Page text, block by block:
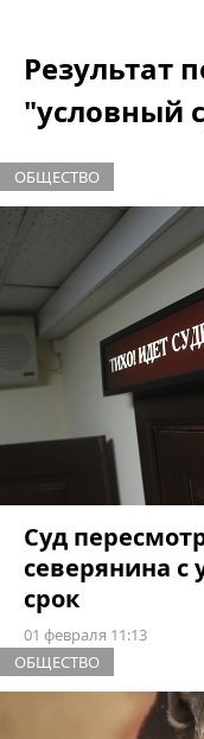
Результат
"условный
ОБЩЕСТВО
Суд
северянина с
срок
01 февраля 11:13
ОБЩЕСТВО